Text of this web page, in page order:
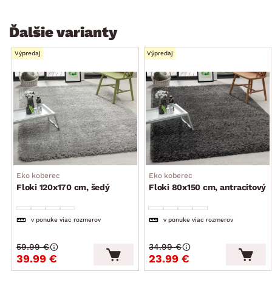
Ďalšie varianty
Výpredaj
Eko koberec
Floki 120x170 cm, šedý
v ponuke viac rozmerov
39.99 €
59.99 €
Výpredaj
Eko koberec
Floki 80x150 cm, antracitový
v ponuke viac rozmerov
23.99 €
34.99 €